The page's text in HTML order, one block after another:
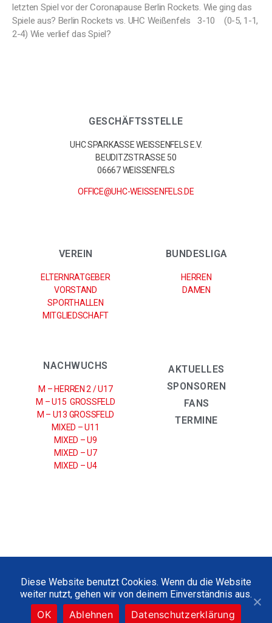
letzten Spiel vor der Coronapause Berlin Rockets. Wie ging das
Spiele aus? Berlin Rockets vs. UHC Weißenfels 3-10 (0-5, 1-1,
2-4) Wie verlief das Spiel?
GESCHÄFTSSTELLE
UHC SPARKASSE WEISSENFELS E.V.
BEUDITZSTRASSE 50
06667 WEISSENFELS
OFFICE@UHC-WEISSENFELS.DE
VEREIN
ELTERNRATGEBER
VORSTAND
SPORTHALLEN
MITGLIEDSCHAFT
BUNDESLIGA
HERREN
DAMEN
NACHWUCHS
M – HERREN 2 / U17
M – U15 GROSSFELD
M – U13 GROSSFELD
MIXED – U11
MIXED – U9
MIXED – U7
MIXED – U4
AKTUELLES
SPONSOREN
FANS
TERMINE
2021 © UHC SPARKASSE WEISSENFELS E.V
Diese Website benutzt Cookies. Wenn du die Website
weiter nutzt, gehen wir von deinem Einverständnis aus.
OK Ablehnen Datenschutzerklärung